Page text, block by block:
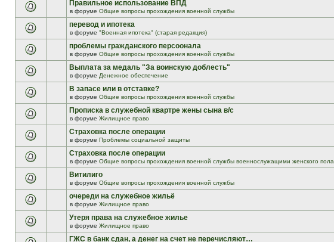
Правильное использование ВПД
в форуме Общие вопросы прохождения военной службы
перевод и ипотека
в форуме "Военная ипотека" (старая редакция)
проблемы гражданского персоонала
в форуме Общие вопросы прохождения военной службы
Выплата за медаль "За воинскую доблесть"
в форуме Денежное обеспечение
В запасе или в отставке?
в форуме Общие вопросы прохождения военной службы
Прописка в служебной квартре жены сына в/с
в форуме Жилищное право
Страховка после операции
в форуме Проблемы социальной защиты
Страховка после операции
в форуме Общие вопросы прохождения военной службы военнослужащими женского пола
Витилиго
в форуме Общие вопросы прохождения военной службы
очереди на служебное жильё
в форуме Жилищное право
Утеря права на служебное жилье
в форуме Жилищное право
ГЖС в банк сдан, а денег на счет не перечисляют…